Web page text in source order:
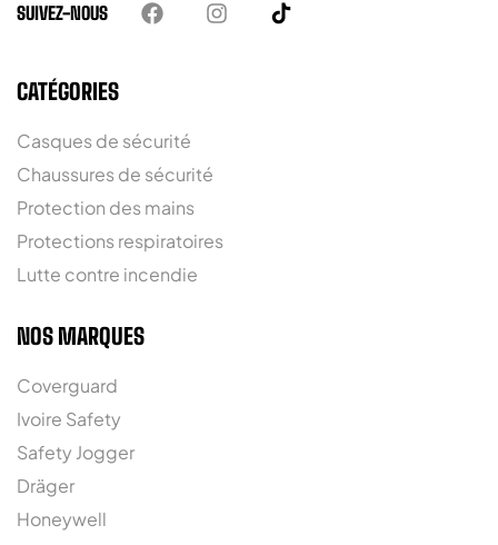
SUIVEZ-NOUS
CATÉGORIES
Casques de sécurité
Chaussures de sécurité
Protection des mains
Protections respiratoires
Lutte contre incendie
NOS MARQUES
Coverguard
Ivoire Safety
Safety Jogger
Dräger
Honeywell